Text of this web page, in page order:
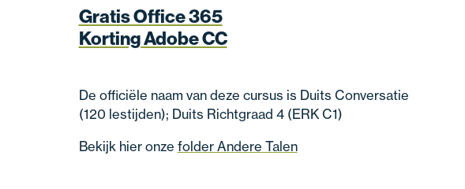
Gratis Office 365
Korting Adobe CC
De officiële naam van deze cursus is Duits Conversatie
(120 lestijden); Duits Richtgraad 4 (ERK C1)
Bekijk hier onze folder Andere Talen